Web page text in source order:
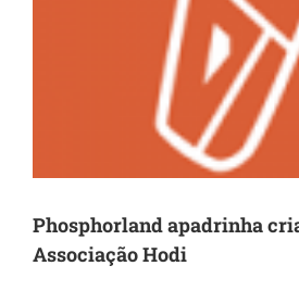
Phosphorland apadrinha
Associação Hodi